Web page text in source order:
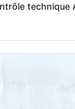
technique